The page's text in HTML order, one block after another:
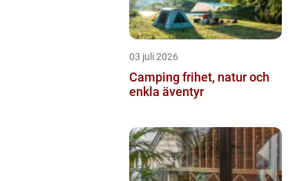
03 juli 2026
Camping frihet, natur och
enkla äventyr